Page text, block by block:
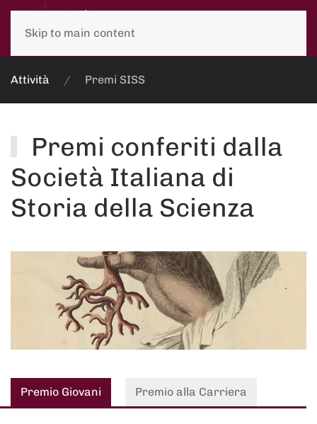
Skip to main content
Attività Premi SISS
Premi conferiti dalla
Società Italiana di
Storia della Scienza
Premio Giovani Premio alla Carriera